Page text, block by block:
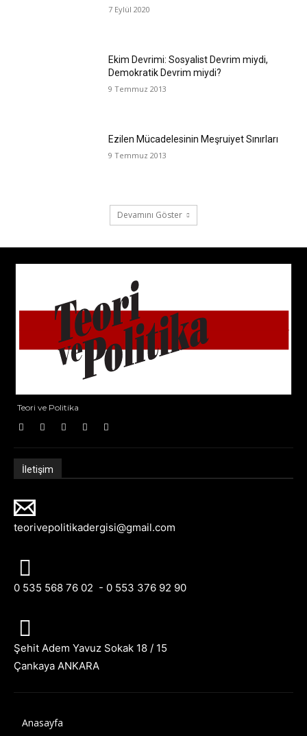
7 Eylül 2020
Ekim Devrimi: Sosyalist Devrim miydi,
Demokratik Devrim miydi?
9 Temmuz 2013
Ezilen Mücadelesinin Meşruiyet Sınırları
9 Temmuz 2013
Devamını Göster
Teori ve Politika
İletişim
teorivepolitikadergisi@gmail.com
0 535 568 76 02 - 0 553 376 92 90
Şehit Adem Yavuz Sokak 18 / 15
Çankaya ANKARA
Anasayfa